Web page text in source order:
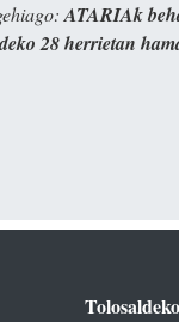
ATARIAk
28 herrietan